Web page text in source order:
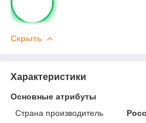
Скрыть
Характеристики
Основные атрибуты
Страна производитель